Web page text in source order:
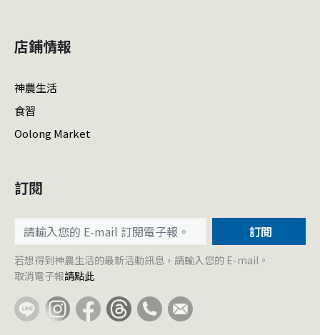
店鋪情報
神農生活
食習
Oolong Market
訂閱
訂閱
若想得到神農生活的最新活動訊息，請輸入您的 E-mail。
取消電子報請點此